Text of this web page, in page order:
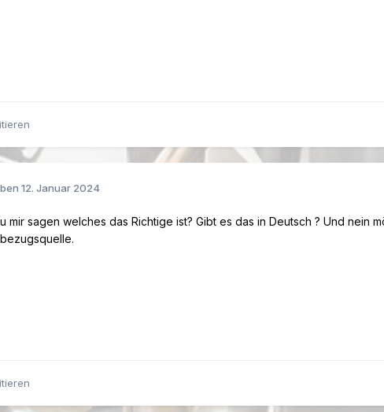
12. Januar 2024
mir sagen welches das Richtige ist? Gibt es das in Deutsch ? Und nein